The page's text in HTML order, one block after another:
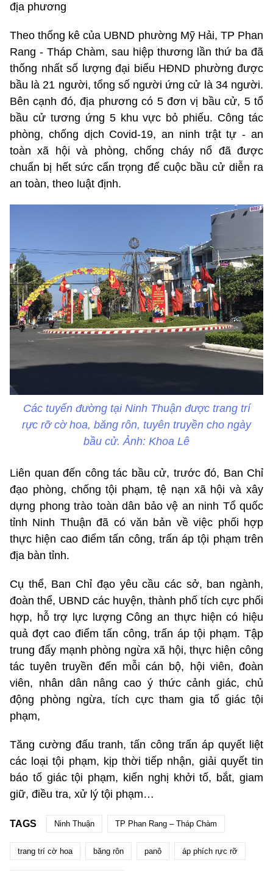
địa phương
Theo thống kê của UBND phường Mỹ Hải, TP Phan
Rang - Tháp Chàm, sau hiệp thương lần thứ ba đã
thống nhất số lượng đại biểu HĐND phường được
bầu là 21 người, tổng số người ứng cử là 34 người.
Bên cạnh đó, địa phương có 5 đơn vị bầu cử, 5 tổ
bầu cử tương ứng 5 khu vực bỏ phiếu. Công tác
phòng, chống dịch Covid-19, an ninh trật tự - an
toàn xã hội và phòng, chống cháy nổ đã được
chuẩn bị hết sức cẩn trọng để cuộc bầu cử diễn ra
an toàn, theo luật định.
Các tuyến đường tại Ninh Thuận được trang trí
rực rỡ cờ hoa, băng rôn, tuyên truyền cho ngày
bầu cử. Ảnh: Khoa Lê
Liên quan đến công tác bầu cử, trước đó, Ban Chỉ
đạo phòng, chống tội phạm, tệ nạn xã hội và xây
dựng phong trào toàn dân bảo vệ an ninh Tổ quốc
tỉnh Ninh Thuận đã có văn bản về việc phối hợp
thực hiện cao điểm tấn công, trấn áp tội phạm trên
địa bàn tỉnh.
Cụ thể, Ban Chỉ đạo yêu cầu các sở, ban ngành,
đoàn thể, UBND các huyện, thành phố tích cực phối
hợp, hỗ trợ lực lượng Công an thực hiện có hiệu
quả đợt cao điểm tấn công, trấn áp tội phạm. Tập
trung đẩy mạnh phòng ngừa xã hội, thực hiện công
tác tuyên truyền đến mỗi cán bộ, hội viên, đoàn
viên, nhân dân nâng cao ý thức cảnh giác, chủ
động phòng ngừa, tích cực tham gia tố giác tội
phạm,
Tăng cường đấu tranh, tấn công trấn áp quyết liệt
các loại tội phạm, kịp thời tiếp nhận, giải quyết tin
báo tố giác tội phạm, kiến nghị khởi tố, bắt, giam
giữ, điều tra, xử lý tội phạm…
TAGS Ninh Thuận TP Phan Rang – Tháp Chàm
trang trí cờ hoa băng rôn panô áp phích rực rỡ